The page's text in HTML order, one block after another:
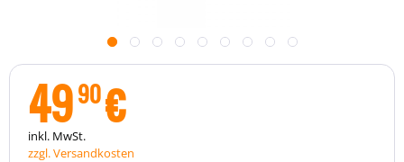
4990€
inkl. MwSt.
zzgl. Versandkosten